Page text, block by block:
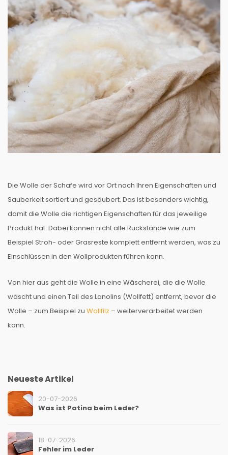
Die Wolle der Schafe wird vor Ort nach Ihren Eigenschaften und
Sauberkeit sortiert und gesäubert. Das ist besonders wichtig,
damit die Wolle die richtigen Eigenschaften für das jeweilige
Produkt hat. Dabei können nicht alle Rückstände wie zum
Beispiel Stroh- oder Grasreste komplett entfernt werden, was zu
Einschlüssen in den Wollprodukten führen kann.
Von hier aus geht die Wolle in eine Wäscherei, die die Wolle
wäscht und einen Teil des Lanolins (Wollfett) entfernt, bevor die
Wolle – zum Beispiel zu Wollfilz – weiterverarbeitet werden
kann.
Neueste Artikel
20-07-2026
Was ist Patina beim Leder?
18-07-2026
Fehler im Leder